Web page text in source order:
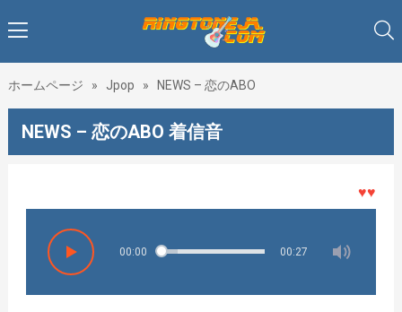
ホームページ » Jpop » NEWS – 恋のABO
NEWS – 恋のABO 着信音
♥♥♥着メ
00:00 00:27